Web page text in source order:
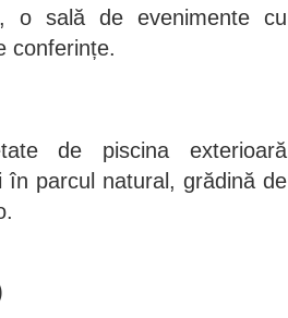
o sală de evenimente cu
conferințe.
de piscina exterioară
parcul natural, grădină de